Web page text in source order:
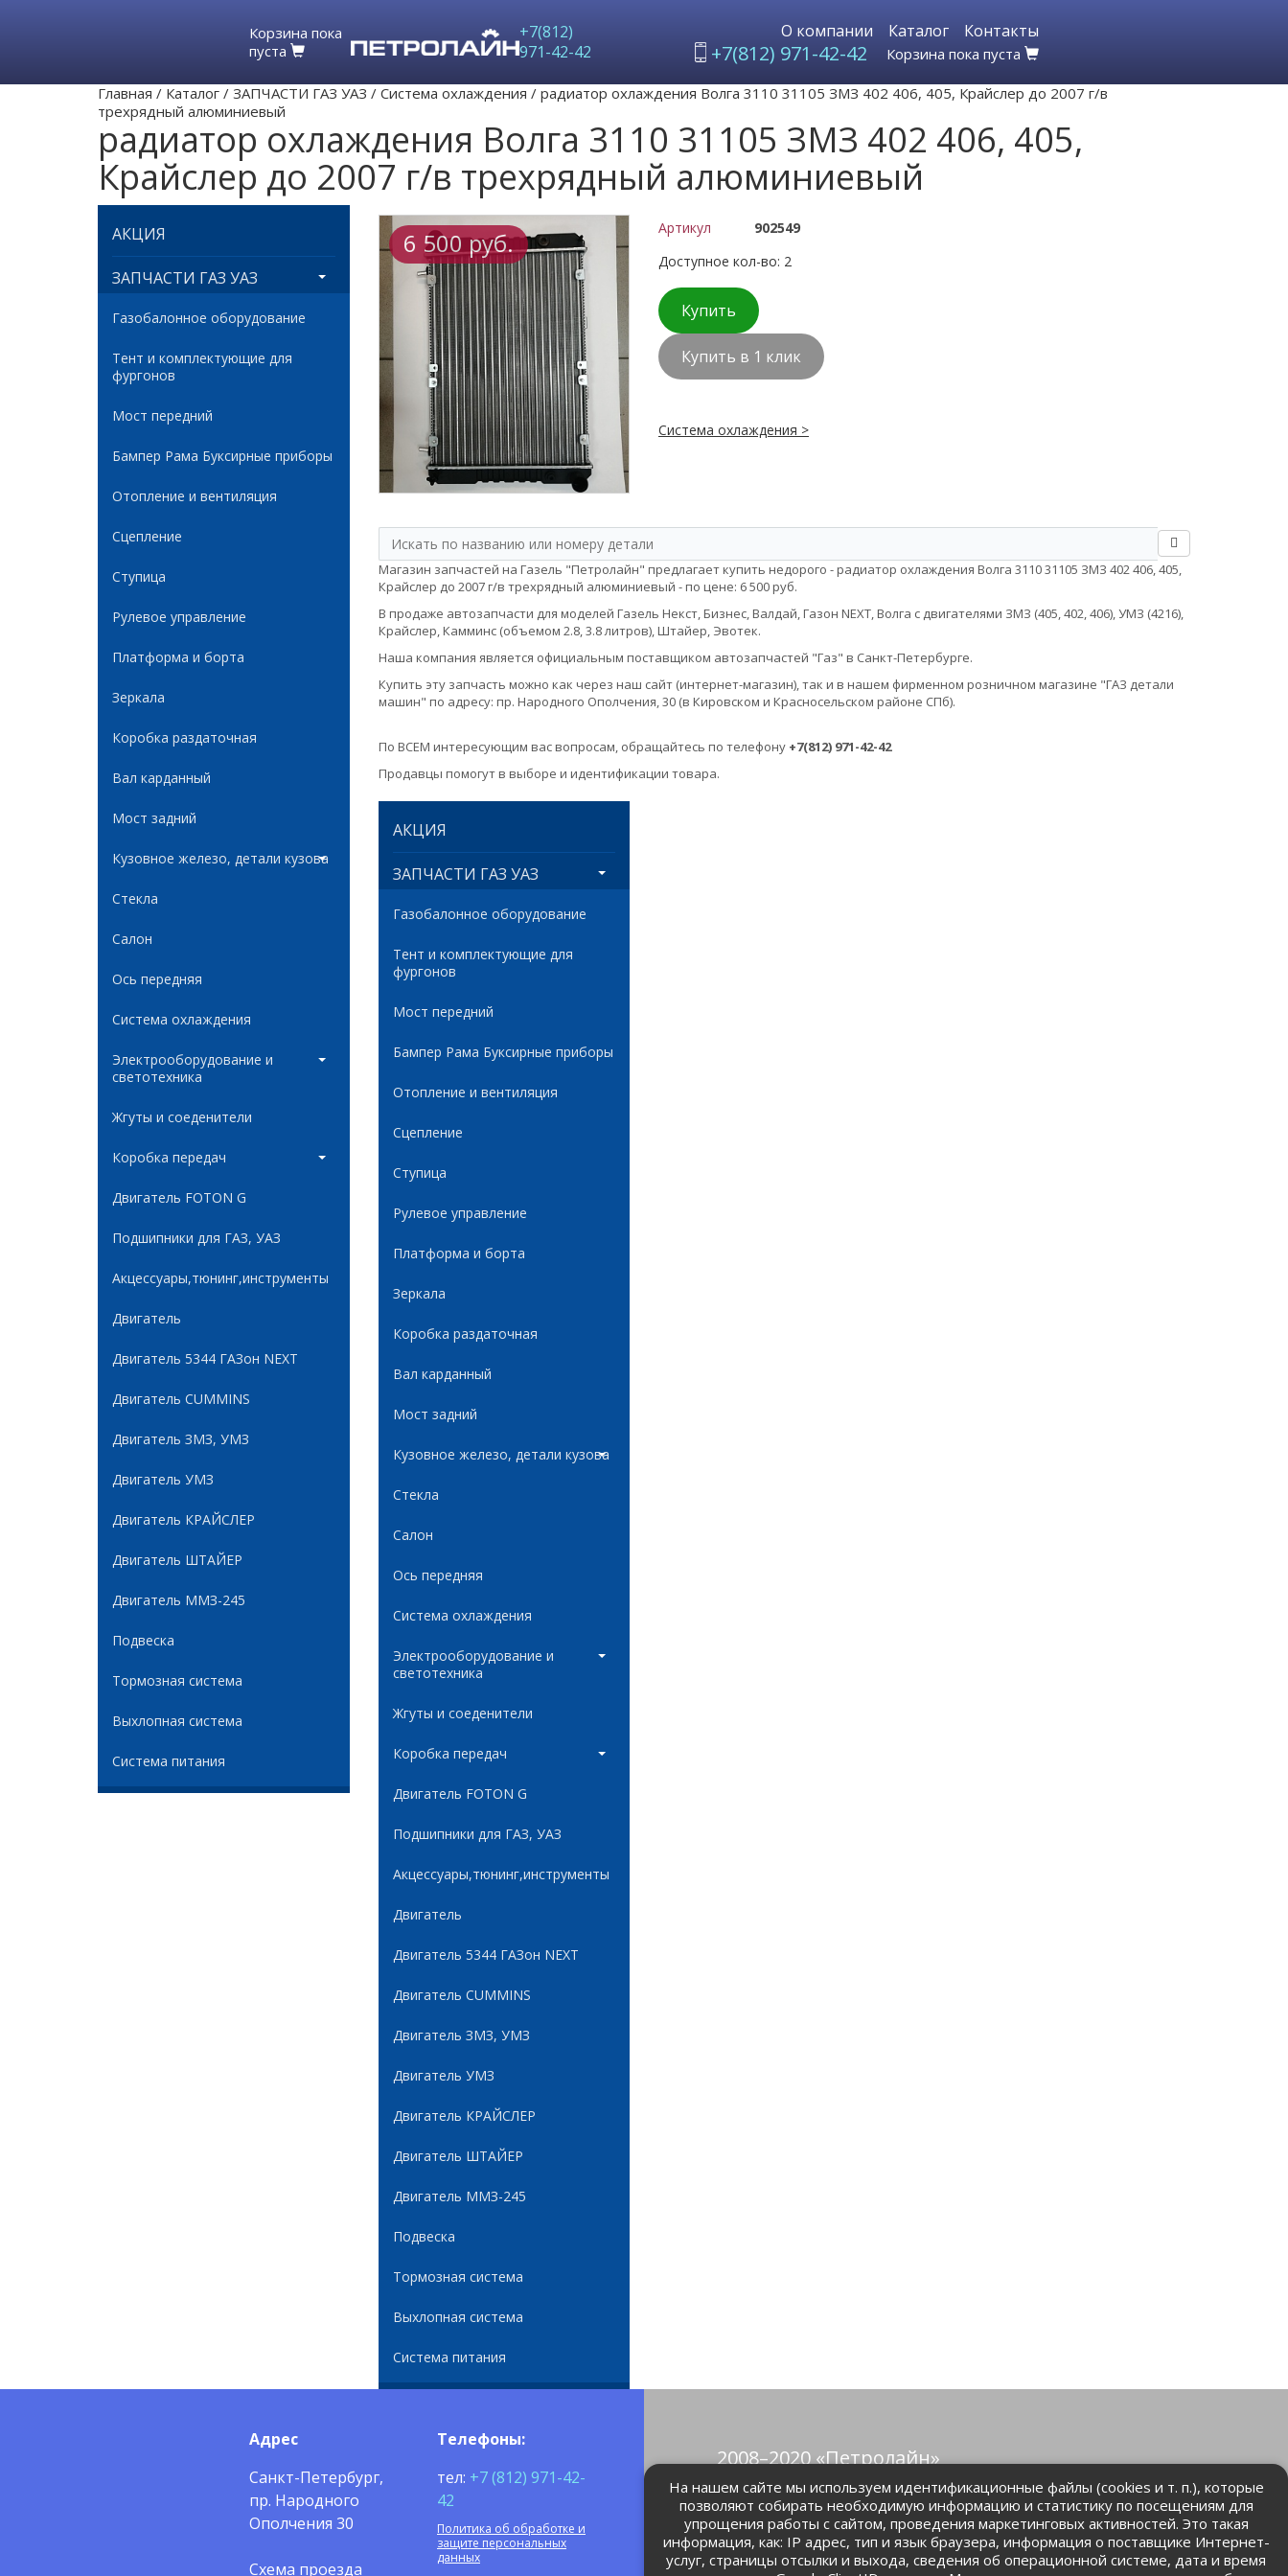
Корзина пока
пуста
+7(812)
971-42-42
О компании Каталог Контакты
+7(812) 971-42-42 Корзина пока пуста
Главная / Каталог / ЗАПЧАСТИ ГАЗ УАЗ / Система охлаждения / радиатор охлаждения Волга 3110 31105 ЗМЗ 402 406, 405, Крайслер до 2007 г/в
трехрядный алюминиевый
радиатор охлаждения Волга 3110 31105 ЗМЗ 402 406, 405,
Крайслер до 2007 г/в трехрядный алюминиевый
АКЦИЯ
ЗАПЧАСТИ ГАЗ УАЗ
Газобалонное оборудование
Тент и комплектующие для
фургонов
Мост передний
Бампер Рама Буксирные приборы
Отопление и вентиляция
Сцепление
Ступица
Рулевое управление
Платформа и борта
Зеркала
Коробка раздаточная
Вал карданный
Мост задний
Кузовное железо, детали кузова
Стекла
Салон
Ось передняя
Система охлаждения
Электрооборудование и
светотехника
Жгуты и соеденители
Коробка передач
Двигатель FOTON G
Подшипники для ГАЗ, УАЗ
Акцессуары,тюнинг,инструменты
Двигатель
Двигатель 5344 ГАЗон NEXT
Двигатель CUMMINS
Двигатель ЗМЗ, УМЗ
Двигатель УМЗ
Двигатель КРАЙСЛЕР
Двигатель ШТАЙЕР
Двигатель ММЗ-245
Подвеска
Тормозная система
Выхлопная система
Система питания
6 500 руб. Артикул
902549
Доступное кол-во: 2
Купить
Купить в 1 клик
Система охлаждения >
Магазин запчастей на Газель "Петролайн" предлагает купить недорого - радиатор охлаждения Волга 3110 31105 ЗМЗ 402 406, 405,
Крайслер до 2007 г/в трехрядный алюминиевый - по цене: 6 500 руб.
В продаже автозапчасти для моделей Газель Некст, Бизнес, Валдай, Газон NEXT, Волга с двигателями ЗМЗ (405, 402, 406), УМЗ (4216),
Крайслер, Камминс (объемом 2.8, 3.8 литров), Штайер, Эвотек.
Наша компания является официальным поставщиком автозапчастей "Газ" в Санкт-Петербурге.
Купить эту запчасть можно как через наш сайт (интернет-магазин), так и в нашем фирменном розничном магазине "ГАЗ детали
машин" по адресу: пр. Народного Ополчения, 30 (в Кировском и Красносельском районе СПб).
По ВСЕМ интересующим вас вопросам, обращайтесь по телефону +7(812) 971-42-42
Продавцы помогут в выборе и идентификации товара.
АКЦИЯ
ЗАПЧАСТИ ГАЗ УАЗ
Газобалонное оборудование
Тент и комплектующие для
фургонов
Мост передний
Бампер Рама Буксирные приборы
Отопление и вентиляция
Сцепление
Ступица
Рулевое управление
Платформа и борта
Зеркала
Коробка раздаточная
Вал карданный
Мост задний
Кузовное железо, детали кузова
Стекла
Салон
Ось передняя
Система охлаждения
Электрооборудование и
светотехника
Жгуты и соеденители
Коробка передач
Двигатель FOTON G
Подшипники для ГАЗ, УАЗ
Акцессуары,тюнинг,инструменты
Двигатель
Двигатель 5344 ГАЗон NEXT
Двигатель CUMMINS
Двигатель ЗМЗ, УМЗ
Двигатель УМЗ
Двигатель КРАЙСЛЕР
Двигатель ШТАЙЕР
Двигатель ММЗ-245
Подвеска
Тормозная система
Выхлопная система
Система питания
Адрес
Санкт-Петербург,
пр. Народного
Ополчения 30
Схема проезда
Телефоны:
тел: +7 (812) 971-42-
42
Политика об обработке и
защите персональных
данных
2008–2020 «Петролайн»
© Все права защищены.
petrolain@mail.ru
На нашем сайте мы используем идентификационные файлы (cookies и т. п.), которые
позволяют собирать необходимую информацию и статистику по посещениям для
упрощения работы с сайтом, проведения маркетинговых активностей. Это такая
информация, как: IP адрес, тип и язык браузера, информация о поставщике Интернет-
услуг, страницы отсылки и выхода, сведения об операционной системе, дата и время